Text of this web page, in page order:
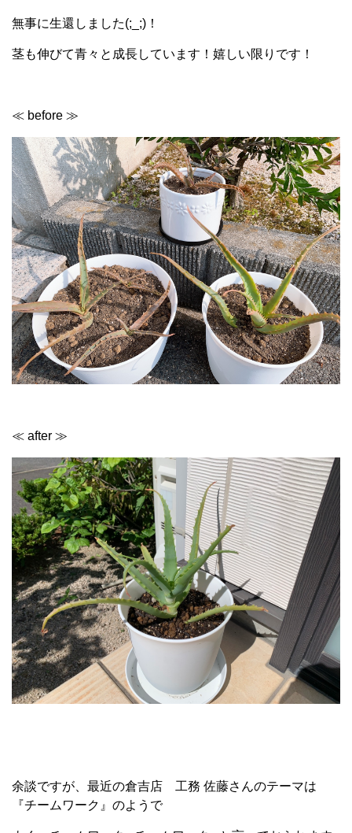
無事に生還しました(;_;)！
茎も伸びて青々と成長しています！嬉しい限りです！
≪ before ≫
≪ after ≫
余談ですが、最近の倉吉店 工務 佐藤さんのテーマは
『チームワーク』のようで